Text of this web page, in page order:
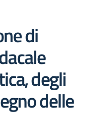
di
degli
delle